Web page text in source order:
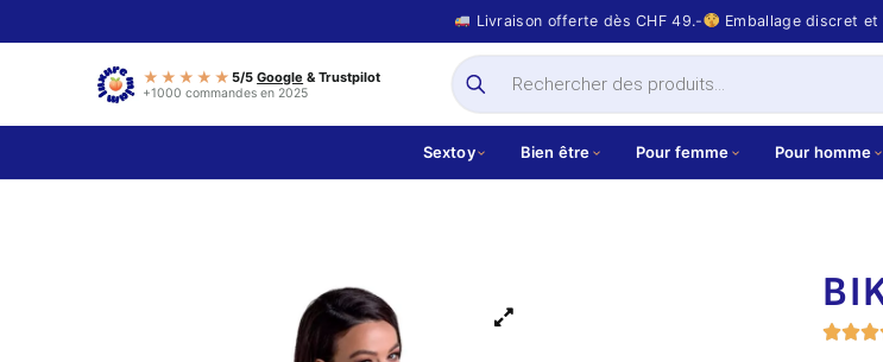
Livraison offerte dès CHF 49.- Emballage discret et
★★★★★5/5Google & Trustpilot
+1000 commandes en 2025
Sextoy Bien être Pour femme Pour homme